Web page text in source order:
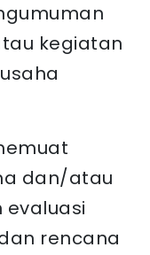
kegiatan
dan/atau
rencana